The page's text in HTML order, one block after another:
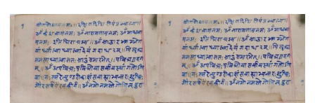
गाँव!
200
साल
बाद
भी
क्यों